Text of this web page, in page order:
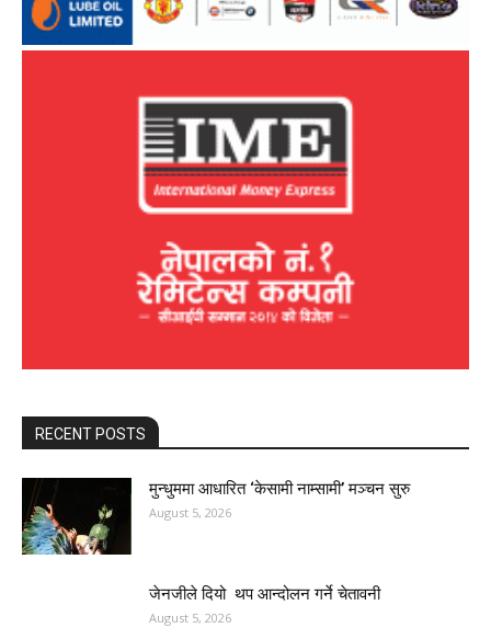
RECENT POSTS
मुन्धुममा आधारित ‘केसामी नाम्सामी’ मञ्चन सुरु
August 5, 2026
जेनजीले दियो थप आन्दोलन गर्ने चेतावनी
August 5, 2026